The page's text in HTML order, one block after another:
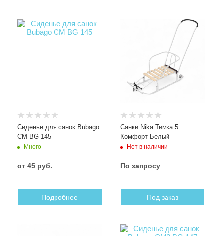
Сиденье для санок Bubago
СМ BG 145
Много
от 45 руб.
Подробнее
Санки Nika Тимка 5
Комфорт Белый
Нет в наличии
По запросу
Под заказ